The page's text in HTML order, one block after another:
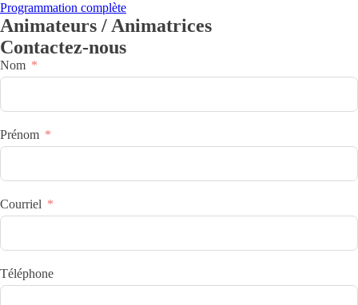
Programmation complète
Animateurs / Animatrices
Contactez-nous
Nom
Prénom
Courriel
Téléphone